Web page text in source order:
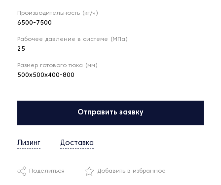
Производительность (кг/ч)
6500-7500
Рабочее давление в системе (МПа)
25
Размер готового тюка (мм)
500х500х400-800
Отправить заявку
Лизинг Доставка
Поделиться Добавить в избранное